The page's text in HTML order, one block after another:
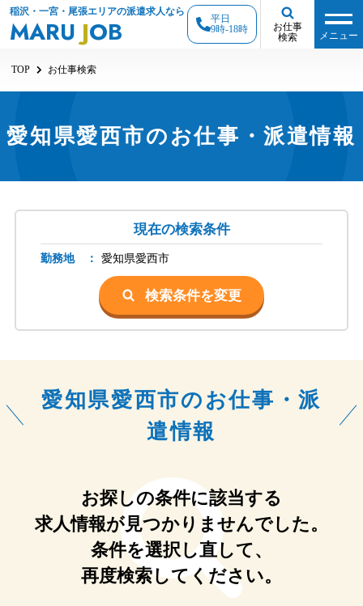
稲沢・一宮・尾張エリアの派遣求人なら
MARU JOB
平日
9時-18時
お仕事
検索
メニュー
TOP お仕事検索
愛知県愛西市のお仕事・派遣情報
現在の検索条件
勤務地 ： 愛知県愛西市
検索条件を変更
愛知県愛西市のお仕事・派
遣情報
お探しの条件に該当する
求人情報が見つかりませんでした。
条件を選択し直して、
再度検索してください。